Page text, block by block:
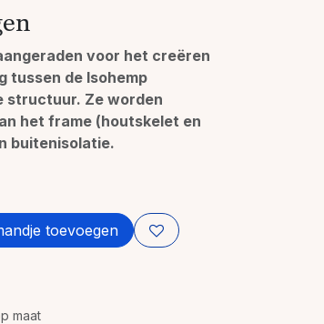
voor het creëren
tussen de Isohemp
structuur. Ze worden
het frame (houtskelet en
buitenisolatie.
toevoegen
maat